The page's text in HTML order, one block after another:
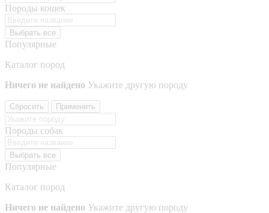
Породы кошек
Выбрать все
Популярные
Каталог пород
Ничего не найдено Укажите другую породу
Сбросить Применить
Породы собак
Выбрать все
Популярные
Каталог пород
Ничего не найдено Укажите другую породу